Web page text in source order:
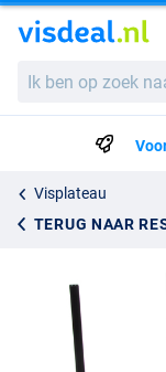
ben
Visplateau
TERUG NAAR
Ultimate